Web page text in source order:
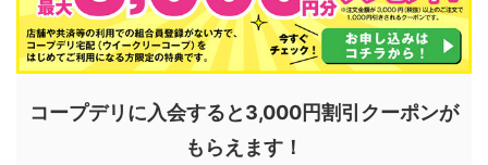
コープデリに入会すると3,000円割引クーポンが
もらえます！